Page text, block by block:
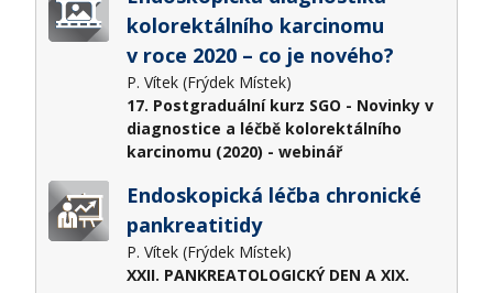
kolorektálního karcinomu
v roce 2020 – co je nového?
P. Vítek (Frýdek Místek)
17. Postgraduální kurz SGO - Novinky v
diagnostice a léčbě kolorektálního
karcinomu (2020) - webinář
Endoskopická léčba chronické
pankreatitidy
P. Vítek (Frýdek Místek)
XXII. PANKREATOLOGICKÝ DEN A XIX.